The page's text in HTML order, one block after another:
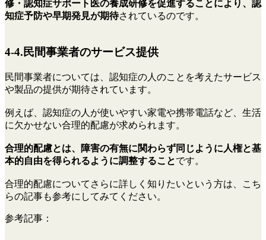
修・認知症サポート医の養成研修を促進することにより、認
知症予防や早期発見が期待されているのです。
4-4.民間事業者のサービス提供
民間事業者については、認知症の人のことを考えたサービス
や製品の提供が期待されています。
例えば、認知症の人が使いやすい家電や携帯電話など、生活
に欠かせない合理的配慮が求められます。
合理的配慮とは、障害の有無に関わらず同じように人権と基
本的自由を得られるように調整することです。
合理的配慮についてさらに詳しく知りたいという方は、こち
らの記事も参考にしてみてください。
参考記事：